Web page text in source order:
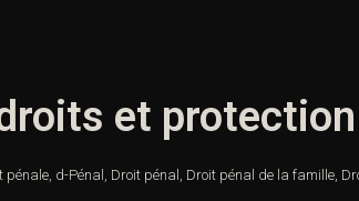
et
pénale, d-Pénal , Droit pénal , Droit pénal de la famille,